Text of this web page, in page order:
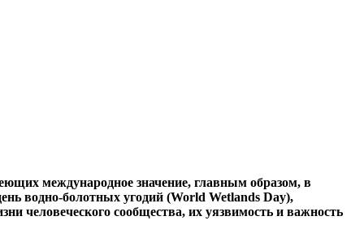
международное значение, главным образом, в
водно-болотных угодий (World Wetlands Day),
человеческого сообщества, их уязвимость и важность